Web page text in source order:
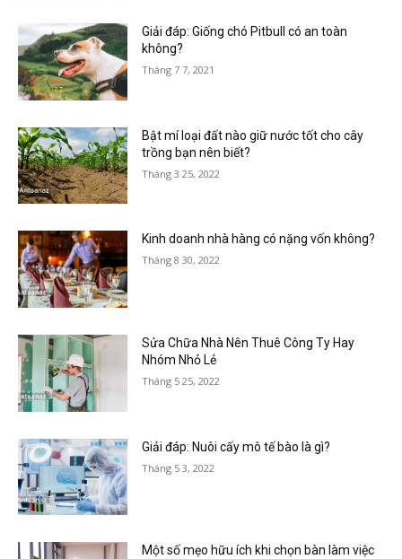
Giải đáp: Giống chó Pitbull có an toàn
không?
Tháng 7 7, 2021
Bật mí loại đất nào giữ nước tốt cho cây
trồng bạn nên biết?
Tháng 3 25, 2022
Kinh doanh nhà hàng có nặng vốn không?
Tháng 8 30, 2022
Sửa Chữa Nhà Nên Thuê Công Ty Hay
Nhóm Nhỏ Lẻ
Tháng 5 25, 2022
Giải đáp: Nuôi cấy mô tế bào là gì?
Tháng 5 3, 2022
Một số mẹo hữu ích khi chọn bàn làm việc